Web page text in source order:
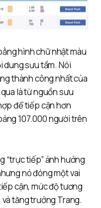
hình chữ nhật màu
dung sưu tầm. Nói
thành công nhất của
là từ nguồn sưu
để tiếp cận hơn
107.000 người trên
“trực tiếp” ảnh hưởng
nó đóng một vai
cận, mức độ tương
tăng trưởng Trang.